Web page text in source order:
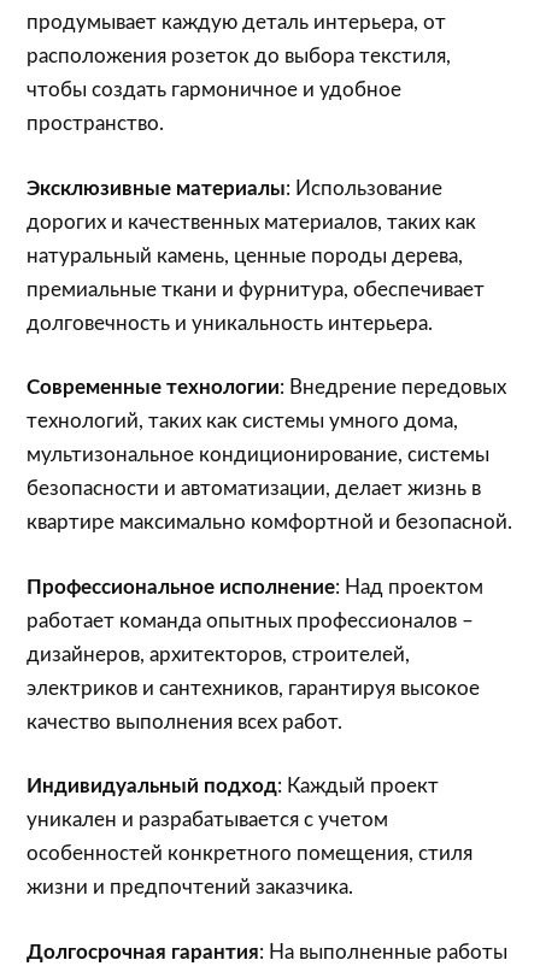
продумывает каждую деталь интерьера, от
расположения розеток до выбора текстиля,
чтобы создать гармоничное и удобное
пространство.
Эксклюзивные материалы: Использование
дорогих и качественных материалов, таких как
натуральный камень, ценные породы дерева,
премиальные ткани и фурнитура, обеспечивает
долговечность и уникальность интерьера.
Современные технологии: Внедрение передовых
технологий, таких как системы умного дома,
мультизональное кондиционирование, системы
безопасности и автоматизации, делает жизнь в
квартире максимально комфортной и безопасной.
Профессиональное исполнение: Над проектом
работает команда опытных профессионалов –
дизайнеров, архитекторов, строителей,
электриков и сантехников, гарантируя высокое
качество выполнения всех работ.
Индивидуальный подход: Каждый проект
уникален и разрабатывается с учетом
особенностей конкретного помещения, стиля
жизни и предпочтений заказчика.
Долгосрочная гарантия: На выполненные работы